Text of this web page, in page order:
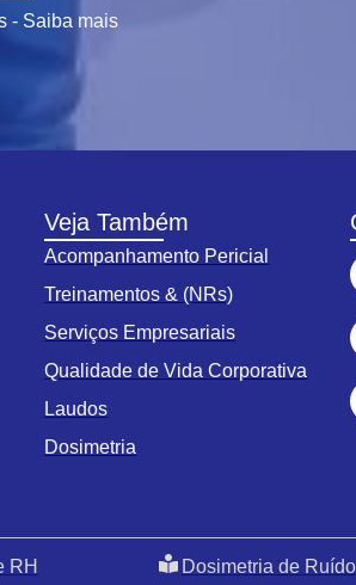
- Saiba mais
Veja Também
Acompanhamento Pericial
Treinamentos & (NRs)
Serviços Empresariais
Qualidade de Vida Corporativa
Laudos
Dosimetria
RH
Dosimetria de